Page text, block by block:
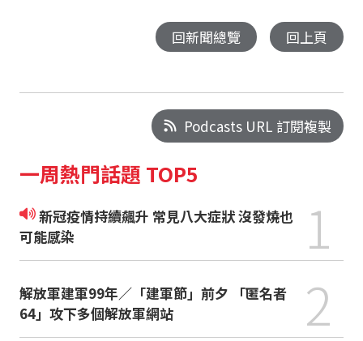
回新聞總覽 回上頁
Podcasts URL 訂閱複製
一周熱門話題 TOP5
新冠疫情持續飆升 常見八大症狀 沒發燒也
可能感染
1
解放軍建軍99年／「建軍節」前夕 「匿名者
64」攻下多個解放軍網站
2